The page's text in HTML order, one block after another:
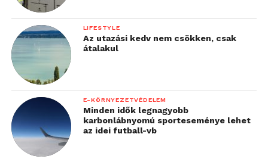
Összegzésként elmondható, hogy a LAMAX T6
mindent tud, amire egy fedélzeti kamerában
szükségünk lehet: G szenzor, Full HD, wifi, ciklikus
felvétel és felvétel zárolás, GPS, éjszakai felvétel és
LIFESTYLE
Az utazási kedv nem csökken, csak
átalakul
E-KÖRNYEZETVÉDELEM
Minden idők legnagyobb
karbonlábnyomú sporteseménye lehet
az idei futball-vb